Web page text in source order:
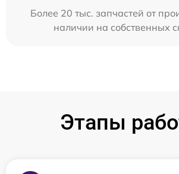
Более 20 тыс. запчастей от
наличии на собственных
Этапы